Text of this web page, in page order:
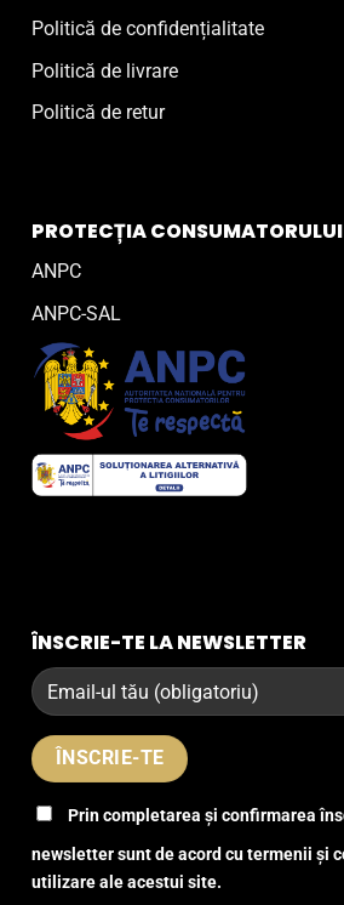
Politică de confidențialitate
Politică de livrare
Politică de retur
PROTECȚIA CONSUMATORULUI
ANPC
ANPC-SAL
ÎNSCRIE-TE LA NEWSLETTER
Prin completarea și confirmarea
newsletter sunt de acord cu termenii și
utilizare ale acestui site.